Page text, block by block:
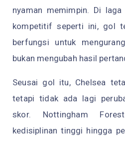
nyaman memimpin. Di laga
kompetitif seperti ini, gol
berfungsi untuk
bukan mengubah hasil
Seusai gol itu, Chelsea
tetapi tidak ada lagi
skor. Nottingham
kedisiplinan tinggi hingga